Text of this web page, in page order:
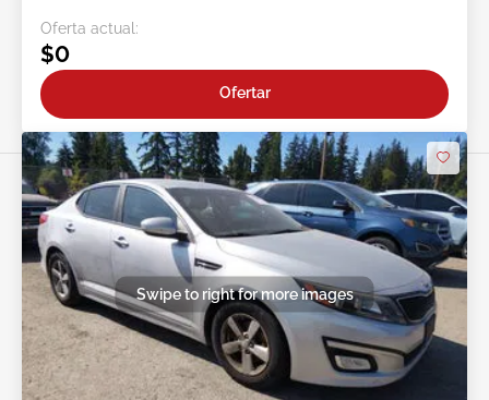
Oferta actual:
$0
Ofertar
Swipe to right for more images